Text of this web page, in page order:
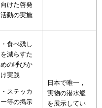
向けた啓発
活動の実施
・食べ残し
を減らすた
めの呼びか
け実践
・ステッカ
ー等の掲示
日本で唯一，
実物の潜水艦
を展示してい